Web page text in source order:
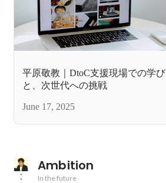
平原敬教｜DtoC支援現場での学び
と、次世代への挑戦
June 17, 2025
Ambition
In the future